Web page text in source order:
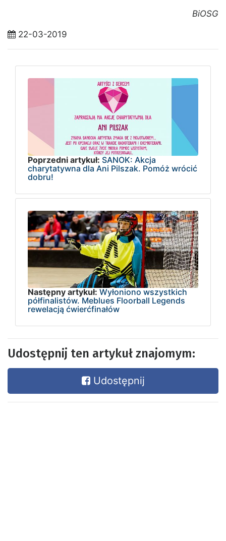
BiOSG
22-03-2019
Poprzedni artykuł: SANOK: Akcja
charytatywna dla Ani Pilszak. Pomóż wrócić
dobru!
Następny artykuł: Wyłoniono wszystkich
półfinalistów. Meblues Floorball Legends
rewelacją ćwierćfinałów
Udostępnij ten artykuł znajomym:
Udostępnij